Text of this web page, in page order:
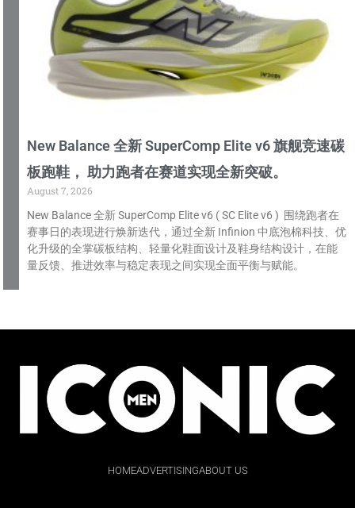
New Balance 全新 SuperComp Elite v6 旗舰竞速碳
板跑鞋， 助力跑者在赛道实现全新突破。
August 7, 2026
New Balance 全新 SuperComp Elite v6 ( SC Elite v6 ) 围绕跑者在
赛事日的表现进行焕新迭代，通过全新 Infinion 中底泡棉科技、优
化升级的全掌碳板结构、轻量化鞋面设计及鞋身结构设计，在能
量反馈、推进效率与稳定表现之间实现全面平衡与赋能。
HOMEADVERTISINGABOUT US